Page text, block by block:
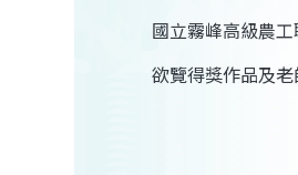
國立霧峰高級農
欲覽得獎作品及